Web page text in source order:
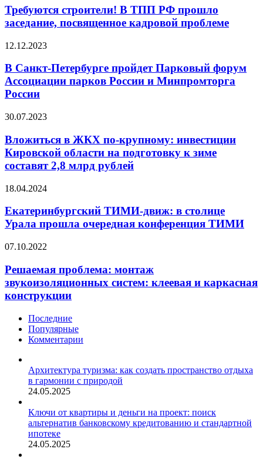
взаимодействия
бизнеса
и
В
ТПП
РФ
заседание,
кадровой
проблеме
Требуются строители! В ТПП РФ прошло
заседание, посвященное кадровой проблеме
В
Петербурге
пройдет
Парковый
форум
парков
и
Минпромторга
России
12.12.2023
В Санкт-Петербурге пройдет Парковый форум
Ассоциации парков России и Минпромторга
России
Вложиться
ЖКХ
по-
крупному:
инвестиции
области
подготовку
к
зиме
составят
млрд
рублей
30.07.2023
Вложиться в ЖКХ по-крупному: инвестиции
Кировской области на подготовку к зиме
составят 2,8 млрд рублей
Екатеринбургский
движ:
в
столице
прошла
конференция
ТИМИ
18.04.2024
Екатеринбургский ТИМИ-движ: в столице
Урала прошла очередная конференция ТИМИ
Решаемая
монтаж
звукоизоляционных
систем:
клеевая
каркасная
конструкции
07.10.2022
Решаемая проблема: монтаж
звукоизоляционных систем: клеевая и каркасная
конструкции
Последние
Популярные
Комментарии
Архитектура туризма: как создать пространство отдыха
в гармонии с природой
24.05.2025
Ключи от квартиры и деньги на проект: поиск
альтернатив банковскому кредитованию и стандартной
ипотеке
24.05.2025